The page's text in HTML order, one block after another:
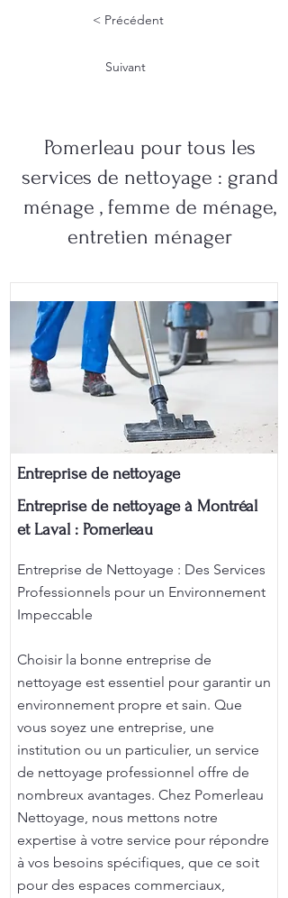
< Précédent
Suivant
Pomerleau pour tous les
services de nettoyage : grand
ménage , femme de ménage,
entretien ménager
Entreprise de nettoyage
Entreprise de nettoyage à Montréal
et Laval : Pomerleau
Entreprise de Nettoyage : Des Services
Professionnels pour un Environnement
Impeccable
Choisir la bonne entreprise de
nettoyage est essentiel pour garantir un
environnement propre et sain. Que
vous soyez une entreprise, une
institution ou un particulier, un service
de nettoyage professionnel offre de
nombreux avantages. Chez Pomerleau
Nettoyage, nous mettons notre
expertise à votre service pour répondre
à vos besoins spécifiques, que ce soit
pour des espaces commerciaux,